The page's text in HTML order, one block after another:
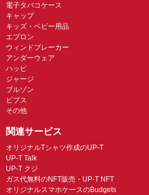
電子タバコケース
キャップ
キッズ・ベビー用品
エプロン
ウィンドブレーカー
アンダーウェア
ハッピ
ジャージ
ブルゾン
ビブス
その他
関連サービス
オリジナルTシャツ作成のUP-T
UP-T Talk
UP-T クジ
ガス代無料のNFT販売・UP-T NFT
オリジナルスマホケースのBudgets